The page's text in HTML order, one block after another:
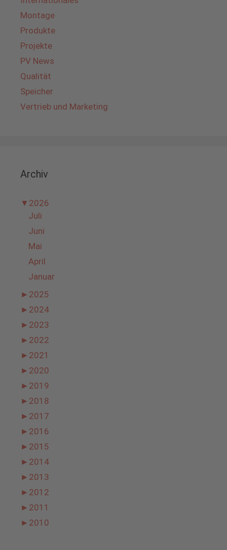
Montage
Produkte
Projekte
PV News
Qualität
Speicher
Vertrieb und Marketing
Archiv
▼ 2026
Juli
Juni
Mai
April
Januar
► 2025
► 2024
► 2023
► 2022
► 2021
► 2020
► 2019
► 2018
► 2017
► 2016
► 2015
► 2014
► 2013
► 2012
► 2011
► 2010